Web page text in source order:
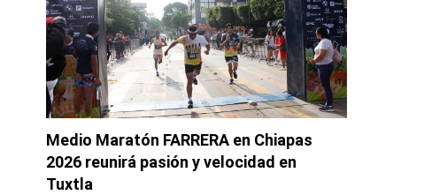
Medio Maratón FARRERA en Chiapas
2026 reunirá pasión y velocidad en
Tuxtla